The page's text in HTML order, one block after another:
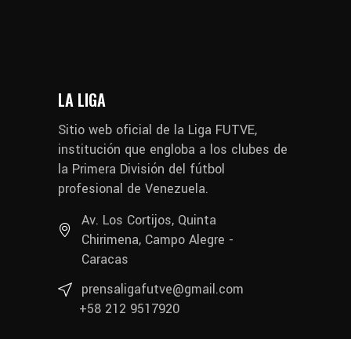
LA LIGA
Sitio web oficial de la Liga FUTVE,
institución que engloba a los clubes de
la Primera División del fútbol
profesional de Venezuela.
Av. Los Cortijos, Quinta
Chirimena, Campo Alegre -
Caracas
prensaligafutve@gmail.com
+58 212 9517920